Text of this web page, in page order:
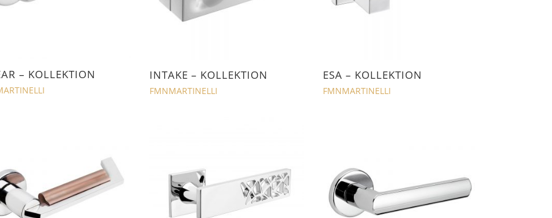
– KOLLEKTION INTAKE – KOLLEKTION
FMNMARTINELLI
ESA – KOLLEKTION
FMNMARTINELLI